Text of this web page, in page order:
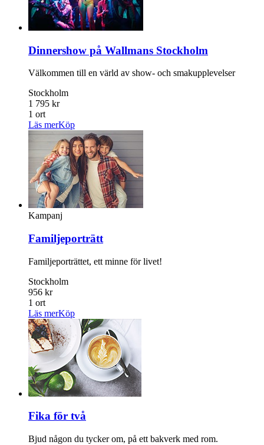
Dinnershow på Wallmans Stockholm
Välkommen till en värld av show- och smakupplevelser
Stockholm
1 795 kr
1 ort
Läs merKöp
Kampanj
Familjeporträtt
Familjeporträttet, ett minne för livet!
Stockholm
956 kr
1 ort
Läs merKöp
Fika för två
Bjud någon du tycker om, på ett bakverk med rom.